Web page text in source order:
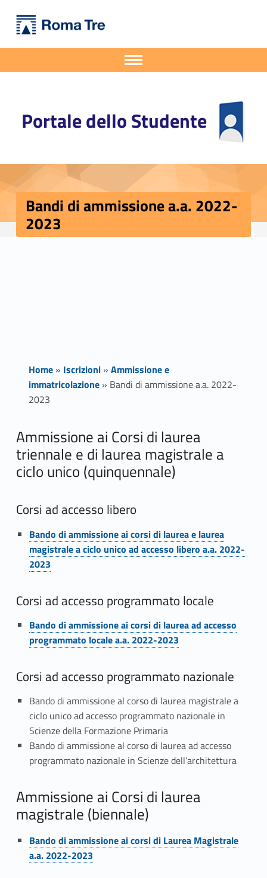
Bandi di ammissione a.a. 2022-2023 - Portale dello Studente
Portale dello Studente
Apri il menu secondario
Header info sidebar
Bandi di ammissione a.a. 2022-
2023
Home» Iscrizioni» Ammissione e
immatricolazione» Bandi di ammissione a.a. 2022-
2023
B
a
d
i
a
m
m
i
s
i
n
e
a
Ammissione ai Corsi di laurea
triennale e di laurea magistrale a
ciclo unico (quinquennale)
Corsi ad accesso libero
Bando di ammissione ai corsi di laurea e laurea
magistrale a ciclo unico ad accesso libero a.a. 2022-
2023
Corsi ad accesso programmato locale
Bando di ammissione ai corsi di laurea ad accesso
programmato locale a.a. 2022-2023
Corsi ad accesso programmato nazionale
Bando di ammissione al corso di laurea magistrale a
ciclo unico ad accesso programmato nazionale in
Scienze della Formazione Primaria
Bando di ammissione al corso di laurea ad accesso
programmato nazionale in Scienze dell’architettura
Ammissione ai Corsi di laurea
magistrale (biennale)
Bando di ammissione ai corsi di Laurea Magistrale
a.a. 2022-2023